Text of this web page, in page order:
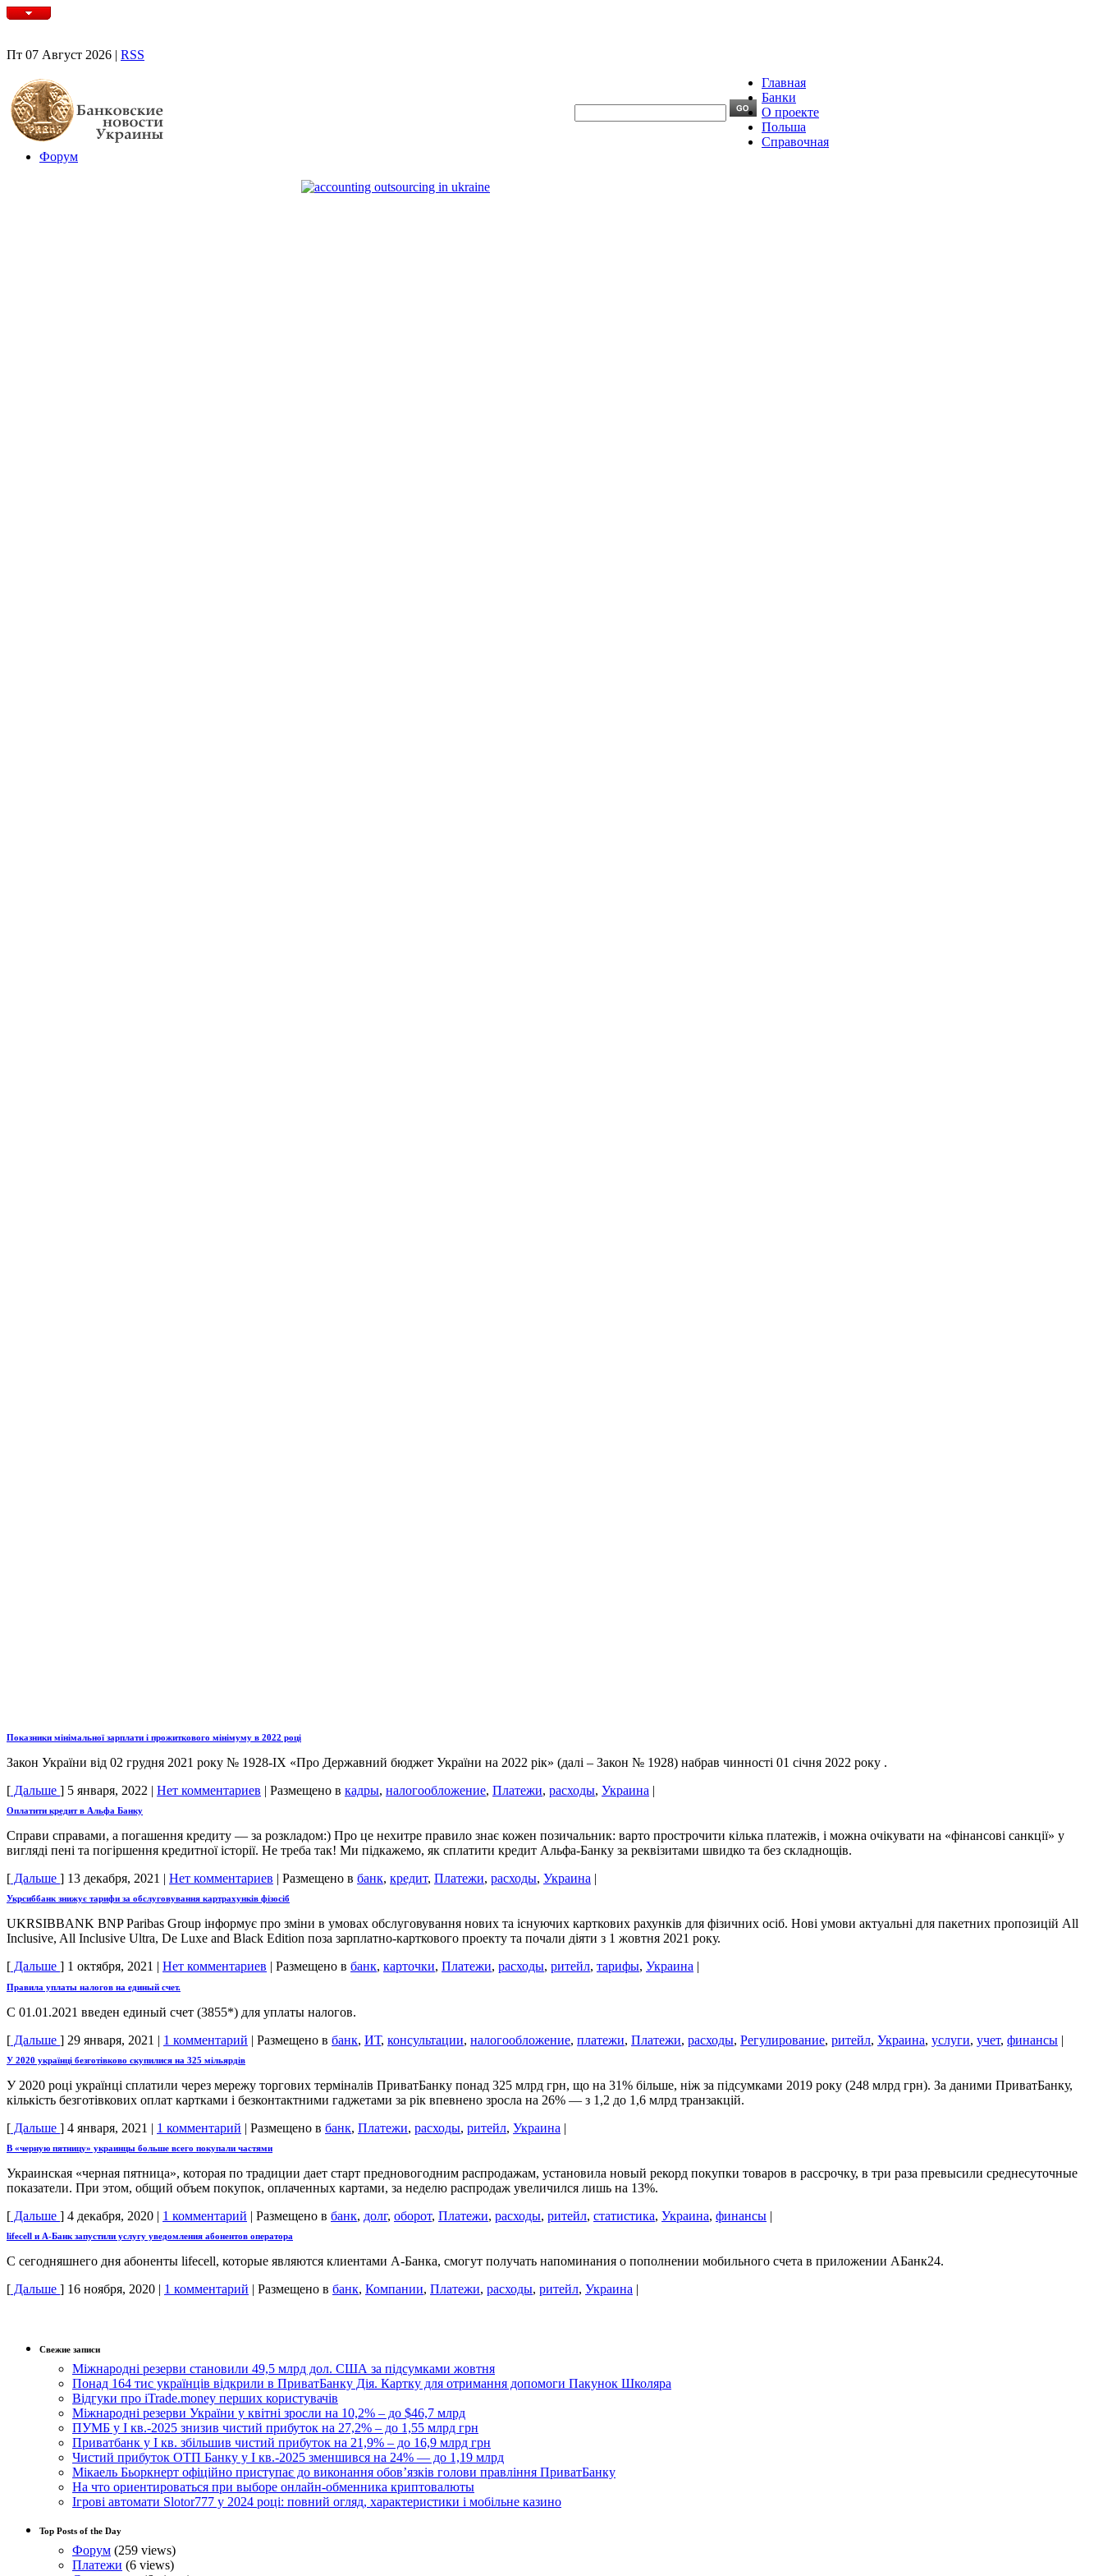
Пт 07 Август 2026 | RSS
Главная
Банки
О проекте
Польша
Справочная
Форум
Показники мінімальної зарплати і прожиткового мінімуму в 2022 році
Закон України від 02 грудня 2021 року № 1928-IX «Про Державний бюджет України на 2022 рік» (далі – Закон № 1928) набрав чинності 01 січня 2022 року .
[ Дальше ] 5 января, 2022 | Нет комментариев | Размещено в кадры, налогообложение, Платежи, расходы, Украина |
Оплатити кредит в Альфа Банку
Справи справами, а погашення кредиту — за розкладом:) Про це нехитре правило знає кожен позичальник: варто прострочити кілька платежів, і можна очікувати на «фінансові санкції» у
вигляді пені та погіршення кредитної історії. Не треба так! Ми підкажемо, як сплатити кредит Альфа-Банку за реквізитами швидко та без складнощів.
[ Дальше ] 13 декабря, 2021 | Нет комментариев | Размещено в банк, кредит, Платежи, расходы, Украина |
Укрсиббанк знижує тарифи за обслуговування картрахунків фізосіб
UKRSIBBANK BNP Paribas Group інформує про зміни в умовах обслуговування нових та існуючих карткових рахунків для фізичних осіб. Нові умови актуальні для пакетних пропозицій All
Inclusive, All Inclusive Ultra, De Luxe and Black Edition поза зарплатно-карткового проекту та почали діяти з 1 жовтня 2021 року.
[ Дальше ] 1 октября, 2021 | Нет комментариев | Размещено в банк, карточки, Платежи, расходы, ритейл, тарифы, Украина |
Правила уплаты налогов на единый счет.
С 01.01.2021 введен единый счет (3855*) для уплаты налогов.
[ Дальше ] 29 января, 2021 | 1 комментарий | Размещено в банк, ИТ, консультации, налогообложение, платежи, Платежи, расходы, Регулирование, ритейл, Украина, услуги, учет, финансы |
У 2020 українці безготівково скупилися на 325 мільярдів
У 2020 році українці сплатили через мережу торгових терміналів ПриватБанку понад 325 млрд грн, що на 31% більше, ніж за підсумками 2019 року (248 млрд грн). За даними ПриватБанку,
кількість безготівкових оплат картками і безконтактними гаджетами за рік впевнено зросла на 26% — з 1,2 до 1,6 млрд транзакцій.
[ Дальше ] 4 января, 2021 | 1 комментарий | Размещено в банк, Платежи, расходы, ритейл, Украина |
В «черную пятницу» украинцы больше всего покупали частями
Украинская «черная пятница», которая по традиции дает старт предновогодним распродажам, установила новый рекорд покупки товаров в рассрочку, в три раза превысили среднесуточные
показатели. При этом, общий объем покупок, оплаченных картами, за неделю распродаж увеличился лишь на 13%.
[ Дальше ] 4 декабря, 2020 | 1 комментарий | Размещено в банк, долг, оборот, Платежи, расходы, ритейл, статистика, Украина, финансы |
lifecell и А-Банк запустили услугу уведомления абонентов оператора
С сегодняшнего дня абоненты lifecell, которые являются клиентами А-Банка, смогут получать напоминания о пополнении мобильного счета в приложении АБанк24.
[ Дальше ] 16 ноября, 2020 | 1 комментарий | Размещено в банк, Компании, Платежи, расходы, ритейл, Украина |
Свежие записи
Міжнародні резерви становили 49,5 млрд дол. США за підсумками жовтня
Понад 164 тис українців відкрили в ПриватБанку Дія. Картку для отримання допомоги Пакунок Школяра
Відгуки про iTrade.money перших користувачів
Міжнародні резерви України у квітні зросли на 10,2% – до $46,7 млрд
ПУМБ у I кв.-2025 знизив чистий прибуток на 27,2% – до 1,55 млрд грн
Приватбанк у І кв. збільшив чистий прибуток на 21,9% – до 16,9 млрд грн
Чистий прибуток ОТП Банку у І кв.-2025 зменшився на 24% — до 1,19 млрд
Мікаель Бьоркнерт офіційно приступає до виконання обовʼязків голови правління ПриватБанку
На что ориентироваться при выборе онлайн-обменника криптовалюты
Ігрові автомати Slotor777 у 2024 році: повний огляд, характеристики і мобільне казино
Top Posts of the Day
Форум (259 views)
Платежи (6 views)